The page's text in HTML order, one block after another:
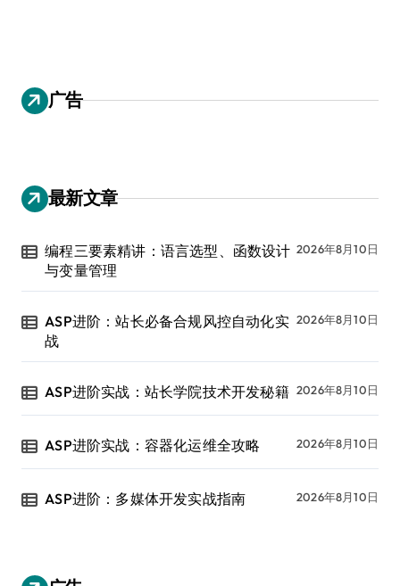
广告
最新文章
编程三要素精讲：语言选型、函数设计
与变量管理
2026年8月10日
ASP进阶：站长必备合规风控自动化实
战
2026年8月10日
ASP进阶实战：站长学院技术开发秘籍 2026年8月10日
ASP进阶实战：容器化运维全攻略 2026年8月10日
ASP进阶：多媒体开发实战指南 2026年8月10日